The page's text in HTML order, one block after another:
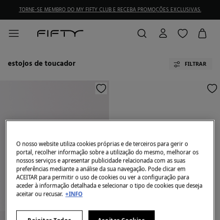
TORNE-SE MEMBRO DO MY FIFTY CLUB E RECEBA PROMOÇÕES EXCLUSIVAS.
estojos de toucador FILTRAR
O nosso website utiliza cookies próprias e de terceiros para gerir o
portal, recolher informação sobre a utilização do mesmo, melhorar os
nossos serviços e apresentar publicidade relacionada com as suas
preferências mediante a análise da sua navegação. Pode clicar em
ACEITAR para permitir o uso de cookies ou ver a configuração para
aceder à informação detalhada e selecionar o tipo de cookies que deseja
aceitar ou recusar. +INFO